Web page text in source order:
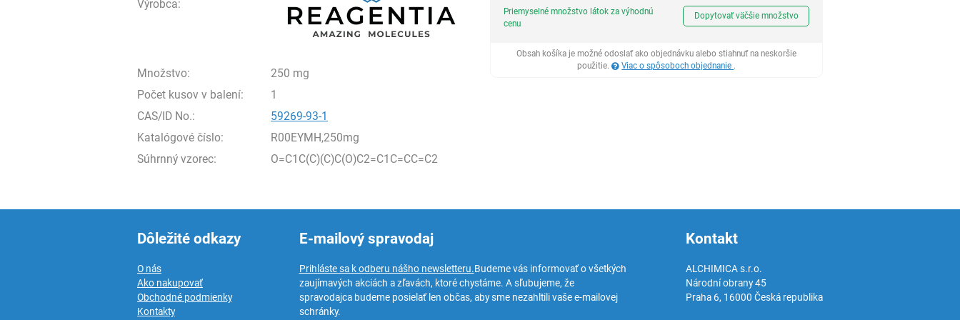
Výrobca:
Množstvo:
250 mg
Počet kusov v balení:
1
CAS/ID No.:
59269-93-1
Katalógové číslo:
R00EYMH,250mg
Súhrnný vzorec:
O=C1C(C)(C)C(O)C2=C1C=CC=C2
Ks
Priemyselné množstvo látok za výhodnú
cenu
Dopytovať väčšie množstvo
Obsah košíka je možné odoslať ako objednávku alebo stiahnuť na neskoršie
použitie.
Viac o spôsoboch objednanie .
Dôležité odkazy
O nás
Ako nakupovať
Obchodné podmienky
Kontakty
E-mailový spravodaj
Prihláste sa k odberu nášho newsletteru.Budeme vás informovať o všetkých
zaujímavých akciách a zľavách, ktoré chystáme. A sľubujeme, že
spravodajca budeme posielať len občas, aby sme nezahltili vaše e-mailovej
schránky.
Kontakt
ALCHIMICA s.r.o.
Národní obrany 45
Praha 6, 16000 Česká republika